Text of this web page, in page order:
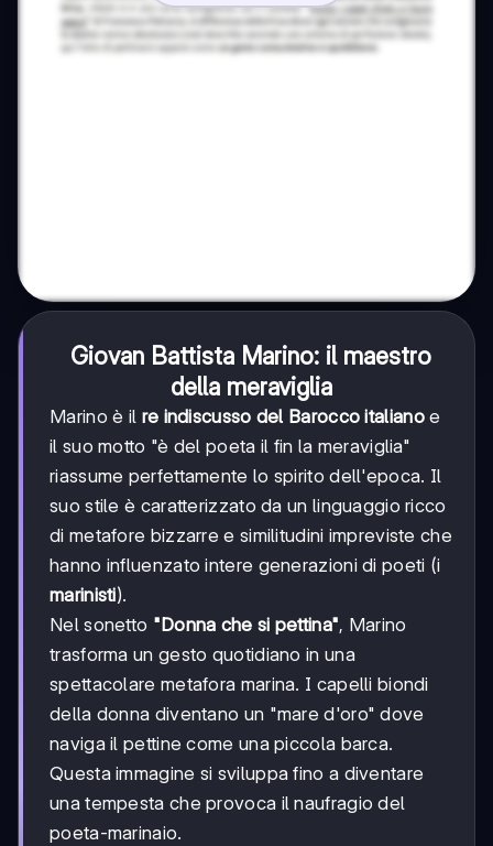
Giovan Battista Marino: il maestro
della meraviglia
Marino è il re indiscusso del Barocco italianoe
il suo motto "è del poeta il fin la meraviglia"
riassume perfettamente lo spirito dell'epoca. Il
suo stile è caratterizzato da un linguaggio ricco
di metafore bizzarre e similitudini impreviste che
hanno influenzato intere generazioni di poeti (i
marinisti).
Nel sonetto "Donna che si pettina", Marino
trasforma un gesto quotidiano in una
spettacolare metafora marina. I capelli biondi
della donna diventano un "mare d'oro" dove
naviga il pettine come una piccola barca.
Questa immagine si sviluppa fino a diventare
una tempesta che provoca il naufragio del
poeta-marinaio.